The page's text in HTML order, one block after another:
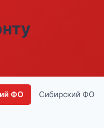
ФО Сибирский ФО